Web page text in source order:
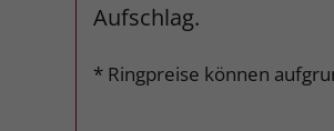
Aufschlag.
* Ringpreise können